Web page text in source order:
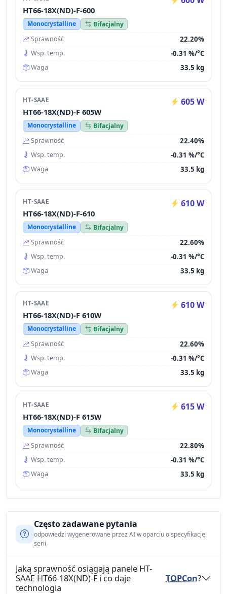
HT66-18X(ND)-F-600
Monocrystalline
Bifacjalny
Sprawność
22.20%
Wsp. temp. -0.31 %/°C
Waga 33.5 kg
HT-SAAE 605 W
HT66-18X(ND)-F 605W
Monocrystalline
Bifacjalny
Sprawność
22.40%
Wsp. temp. -0.31 %/°C
Waga 33.5 kg
HT-SAAE 610 W
HT66-18X(ND)-F-610
Monocrystalline
Bifacjalny
Sprawność
22.60%
Wsp. temp. -0.31 %/°C
Waga 33.5 kg
HT-SAAE 610 W
HT66-18X(ND)-F 610W
Monocrystalline
Bifacjalny
Sprawność
22.60%
Wsp. temp. -0.31 %/°C
Waga 33.5 kg
HT-SAAE 615 W
HT66-18X(ND)-F 615W
Monocrystalline
Bifacjalny
Sprawność
22.80%
Wsp. temp. -0.31 %/°C
Waga 33.5 kg
Często zadawane pytania
odpowiedzi wygenerowane przez AI w oparciu o specyfikację
serii
Jaką sprawność osiągają panele HT-
SAAE HT66-18X(ND)-F i co daje
technologia
TOPCon?